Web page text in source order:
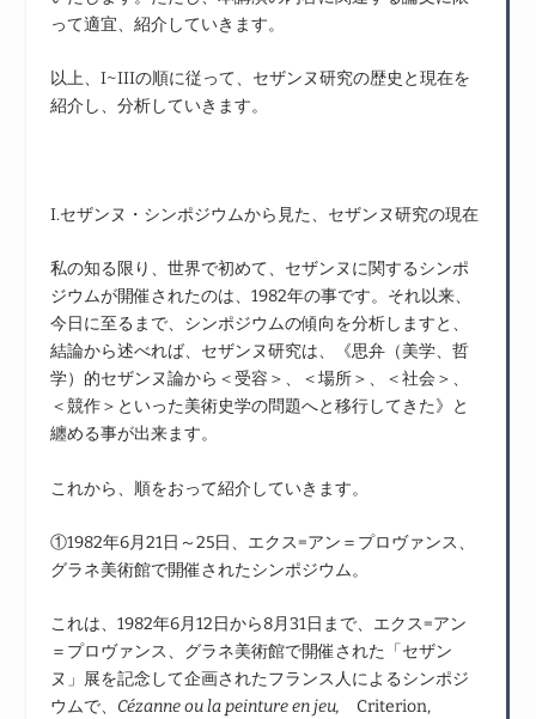
って適宜、紹介していきます。
以上、I~IIIの順に従って、セザンヌ研究の歴史と現在を
紹介し、分析していきます。
I.セザンヌ・シンポジウムから見た、セザンヌ研究の現在
私の知る限り、世界で初めて、セザンヌに関するシンポ
ジウムが開催されたのは、1982年の事です。それ以来、
今日に至るまで、シンポジウムの傾向を分析しますと、
結論から述べれば、セザンヌ研究は、《思弁（美学、哲
学）的セザンヌ論から＜受容＞、＜場所＞、＜社会＞、
＜競作＞といった美術史学の問題へと移行してきた》と
纏める事が出来ます。
これから、順をおって紹介していきます。
①1982年6月21日～25日、エクス=アン＝プロヴァンス、
グラネ美術館で開催されたシンポジウム。
これは、1982年6月12日から8月31日まで、エクス=アン
＝プロヴァンス、グラネ美術館で開催された「セザン
ヌ」展を記念して企画されたフランス人によるシンポジ
ウムで、 Cézanne ou la peinture en jeu, Criterion,